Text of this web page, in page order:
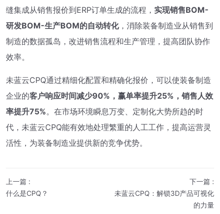
缝集成从销售报价到ERP订单生成的流程， 实现销售BOM-
研发BOM-生产BOM的自动转化，消除装备制造业从销售到
制造的数据孤岛，改进销售流程和生产管理，提高团队协作
效率。
未蓝云CPQ通过精细化配置和精确化报价，可以使装备制造
企业的客户响应时间减少90%，赢单率提升25%，销售人效
率提升75%。在市场环境瞬息万变、定制化大势所趋的时
代，未蓝云CPQ能有效地处理繁重的人工工作，提高运营灵
活性，为装备制造业提供新的竞争优势。
上一篇 :
什么是CPQ？
下一篇 :
未蓝云CPQ：解锁3D产品可视化
的力量